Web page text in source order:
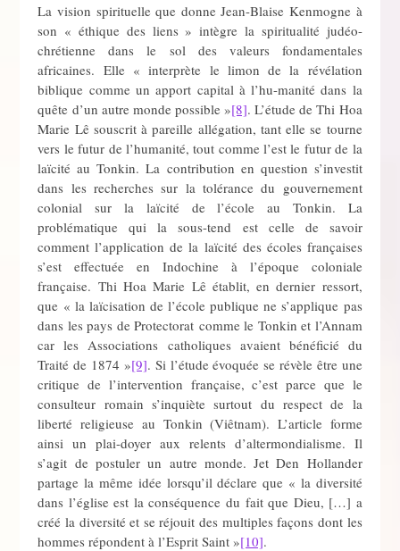
La vision spirituelle que donne Jean-Blaise Kenmogne à
son « éthique des liens » intègre la spiritualité judéo-
chrétienne dans le sol des valeurs fondamentales
africaines. Elle « interprète le limon de la révélation
biblique comme un apport capital à l’hu-manité dans la
quête d’un autre monde possible »[8]. L’étude de Thi Hoa
Marie Lê souscrit à pareille allégation, tant elle se tourne
vers le futur de l’humanité, tout comme l’est le futur de la
laïcité au Tonkin. La contribution en question s’investit
dans les recherches sur la tolérance du gouvernement
colonial sur la laïcité de l’école au Tonkin. La
problématique qui la sous-tend est celle de savoir
comment l’application de la laïcité des écoles françaises
s’est effectuée en Indochine à l’époque coloniale
française. Thi Hoa Marie Lê établit, en dernier ressort,
que « la laïcisation de l’école publique ne s’applique pas
dans les pays de Protectorat comme le Tonkin et l’Annam
car les Associations catholiques avaient bénéficié du
Traité de 1874 »[9]. Si l’étude évoquée se révèle être une
critique de l’intervention française, c’est parce que le
consulteur romain s’inquiète surtout du respect de la
liberté religieuse au Tonkin (Viêtnam). L’article forme
ainsi un plai-doyer aux relents d’altermondialisme. Il
s’agit de postuler un autre monde. Jet Den Hollander
partage la même idée lorsqu’il déclare que « la diversité
dans l’église est la conséquence du fait que Dieu, […] a
créé la diversité et se réjouit des multiples façons dont les
hommes répondent à l’Esprit Saint »[10].